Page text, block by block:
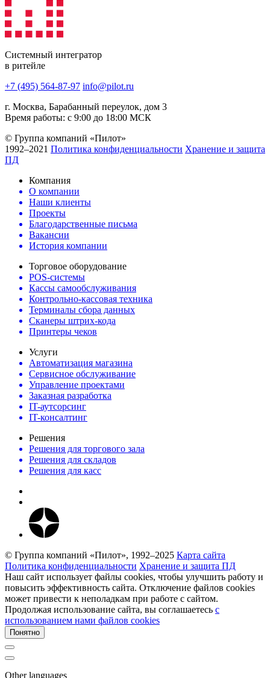
Системный интегратор
в ритейле
+7 (495) 564-87-97 info@pilot.ru
г. Москва, Барабанный переулок, дом 3
Время работы: с 9:00 до 18:00 МСК
© Группа компаний «Пилот»
1992–2021 Политика конфиденциальности Хранение и защита
ПД
Компания
О компании
Наши клиенты
Проекты
Благодарственные письма
Вакансии
История компании
Торговое оборудование
POS-системы
Кассы самообслуживания
Контрольно-кассовая техника
Терминалы сбора данных
Сканеры штрих-кода
Принтеры чеков
Услуги
Автоматизация магазина
Сервисное обслуживание
Управление проектами
Заказная разработка
IT-аутсорсинг
IT-консалтинг
Решения
Решения для торгового зала
Решения для складов
Решения для касс
© Группа компаний «Пилот», 1992–2025 Карта сайта
Политика конфиденциальности Хранение и защита ПД
Наш сайт использует файлы cookies, чтобы улучшить работу и
повысить эффективность сайта. Отключение файлов cookies
может привести к неполадкам при работе с сайтом.
Продолжая использование сайта, вы соглашаетесь c
использованием нами файлов cookies
Понятно
Other languages